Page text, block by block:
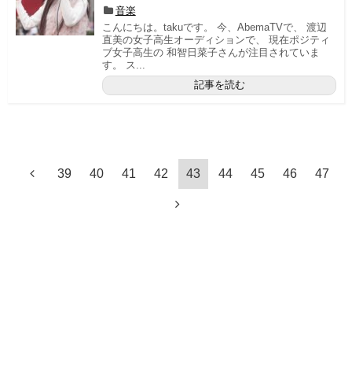
音楽
こんにちは。takuです。 今、AbemaTVで、 渡辺
直美の女子高生オーディションで、 現在ポジティ
ブ女子高生の 和智日菜子さんが注目されていま
す。 ス...
記事を読む
39 40 41 42 43 44 45 46 47